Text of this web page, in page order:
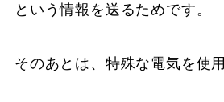
という情報を送るためです。
そのあとは、特殊な電気を使